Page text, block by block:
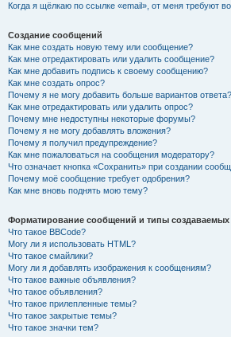
Когда я щёлкаю по ссылке «email», от меня требуют
Создание сообщений
Как мне создать новую тему или сообщение?
Как мне отредактировать или удалить сообщение?
Как мне добавить подпись к своему сообщению?
Как мне создать опрос?
Почему я не могу добавить больше вариантов ответа?
Как мне отредактировать или удалить опрос?
Почему мне недоступны некоторые форумы?
Почему я не могу добавлять вложения?
Почему я получил предупреждение?
Как мне пожаловаться на сообщения модератору?
Что означает кнопка «Сохранить» при создании
Почему моё сообщение требует одобрения?
Как мне вновь поднять мою тему?
Форматирование сообщений и типы создаваемых
Что такое BBCode?
Могу ли я использовать HTML?
Что такое смайлики?
Могу ли я добавлять изображения к сообщениям?
Что такое важные объявления?
Что такое объявления?
Что такое прилепленные темы?
Что такое закрытые темы?
Что такое значки тем?